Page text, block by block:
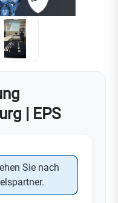
| EPS
Sie nach